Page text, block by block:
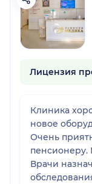
Лицензия
Клиника
новое
Очень
пенсионеру.
Врачи